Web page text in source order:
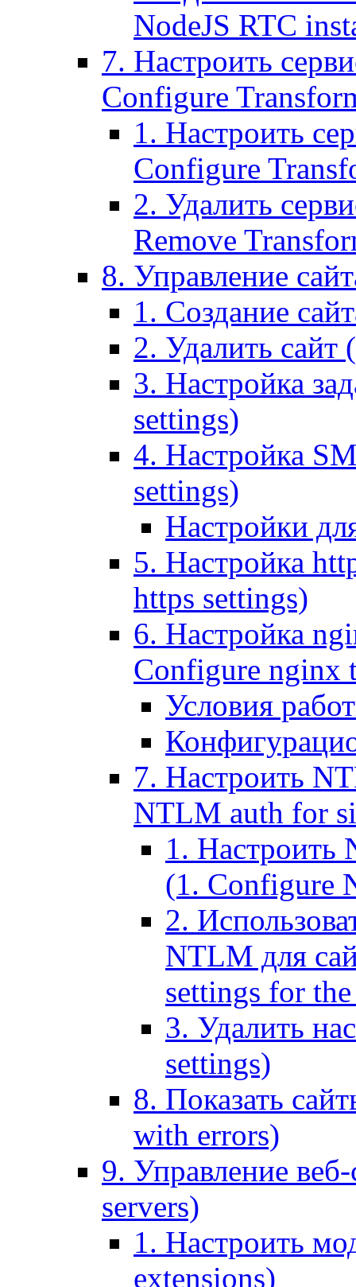
NodeJS RTC
7. Настроить
Configure
1. Настроить
Configure
2. Удалить
Remove
8. Управление
1. Создание
2. Удалить сайт
3. Настройка
settings)
4. Настройка
settings)
Настройки
5. Настройка
https settings)
6. Настройка
Configure nginx
Условия
7. Настроить
NTLM auth for
1. Настроить
(1. Configure
2.
NTLM для
settings for
3. Удалить
settings)
8. Показать
with errors)
9. Управление
servers)
1. Настроить
extensions)